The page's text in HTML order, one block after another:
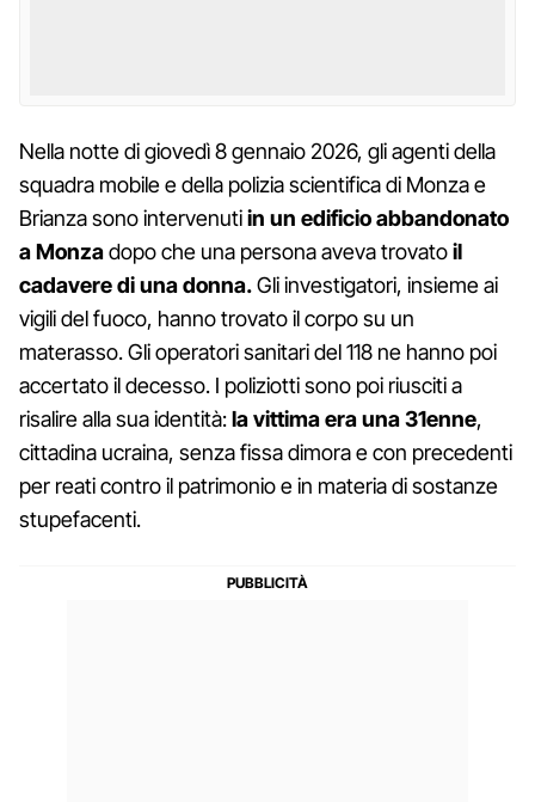
Nella notte di giovedì 8 gennaio 2026, gli agenti della
squadra mobile e della polizia scientifica di Monza e
Brianza sono intervenutiin un edificio abbandonato
a Monzadopo che una persona aveva trovatoil
cadavere di una donna.Gli investigatori, insieme ai
vigili del fuoco, hanno trovato il corpo su un
materasso. Gli operatori sanitari del 118 ne hanno poi
accertato il decesso. I poliziotti sono poi riusciti a
risalire alla sua identità:la vittima era una 31enne,
cittadina ucraina, senza fissa dimora e con precedenti
per reati contro il patrimonio e in materia di sostanze
stupefacenti.